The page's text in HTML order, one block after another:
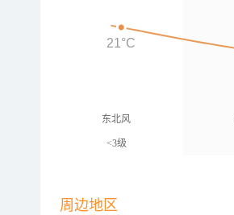
东北风
<3级
21°C
周边地区